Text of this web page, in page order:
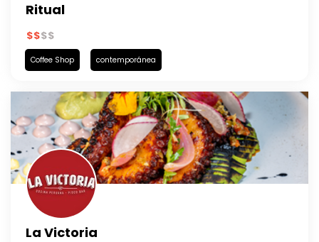
Ritual
Coffee Shop contemporánea
La Victoria